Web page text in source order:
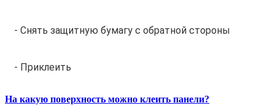
- Снять защитную бумагу с обратной стороны
- Приклеить
На какую поверхность можно клеить панели?